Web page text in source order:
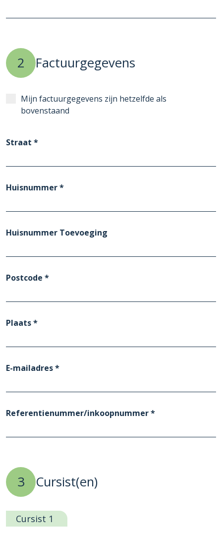
2 Factuurgegevens
Mijn factuurgegevens zijn hetzelfde als
bovenstaand
Straat *
Huisnummer *
Huisnummer Toevoeging
Postcode *
Plaats *
E-mailadres *
Referentienummer/inkoopnummer *
3 Cursist(en)
Cursist 1